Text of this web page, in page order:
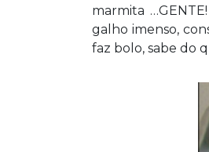
marmita
galho imenso,
faz bolo, sabe do